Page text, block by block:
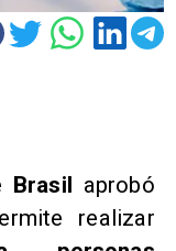
Brasil aprobó
realizar